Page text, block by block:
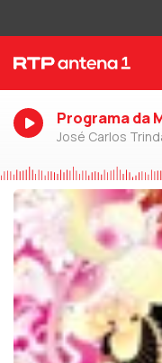
Programa da
José Carlos